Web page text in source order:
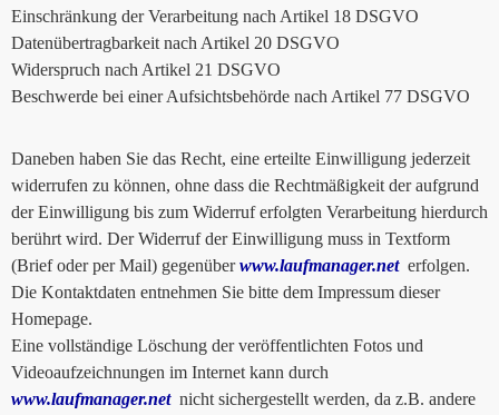
Einschränkung der Verarbeitung nach Artikel 18 DSGVO
Datenübertragbarkeit nach Artikel 20 DSGVO
Widerspruch nach Artikel 21 DSGVO
Beschwerde bei einer Aufsichtsbehörde nach Artikel 77 DSGVO
Daneben haben Sie das Recht, eine erteilte Einwilligung jederzeit
widerrufen zu können, ohne dass die Rechtmäßigkeit der aufgrund
der Einwilligung bis zum Widerruf erfolgten Verarbeitung hierdurch
berührt wird. Der Widerruf der Einwilligung muss in Textform
(Brief oder per Mail) gegenüberwww.laufmanager.neterfolgen.
Die Kontaktdaten entnehmen Sie bitte dem Impressum dieser
Homepage.
Eine vollständige Löschung der veröffentlichten Fotos und
Videoaufzeichnungen im Internet kann durch
www.laufmanager.netnicht sichergestellt werden, da z.B. andere